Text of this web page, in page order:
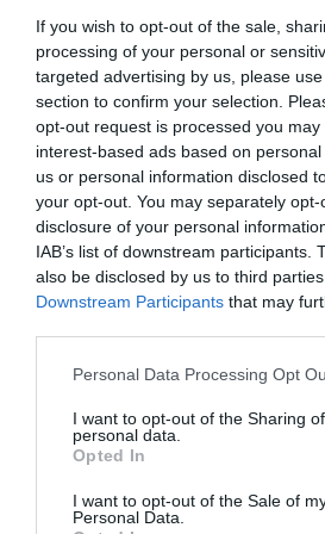
If you wish to opt-out of the sale,
processing of your personal or
targeted advertising by us, please
section to confirm your selection.
opt-out request is processed you may
interest-based ads based on
us or personal information disclosed
your opt-out. You may separately
disclosure of your personal
IAB’s list of downstream participants.
also be disclosed by us to third
Downstream Participants that may
Personal Data Processing Opt
I want to opt-out of the Sharing
personal data.
Opted In
I want to opt-out of the Sale of
Personal Data.
Κολωνάκι)
Συζήτηση | Μνήμη και
ελληνικά)
Ο Héctor Abad Faciolince
Ramírez (Νικαράγουα)
δημοσιογράφο Κώστα Αγοραστό,
ψηφιακής πλατφόρμας Book
Λογοτεχνία.
Στη συζήτηση αυτή, που αποτελεί
δημιουργική εργασία μετατρέπει
σε μυθοπλασία και αντίστροφα.
Με την υποστήριξη της Acción
Πρεσβειών της της Ισπανίας και
Ρώμη παράλληλης διαπίστευσης